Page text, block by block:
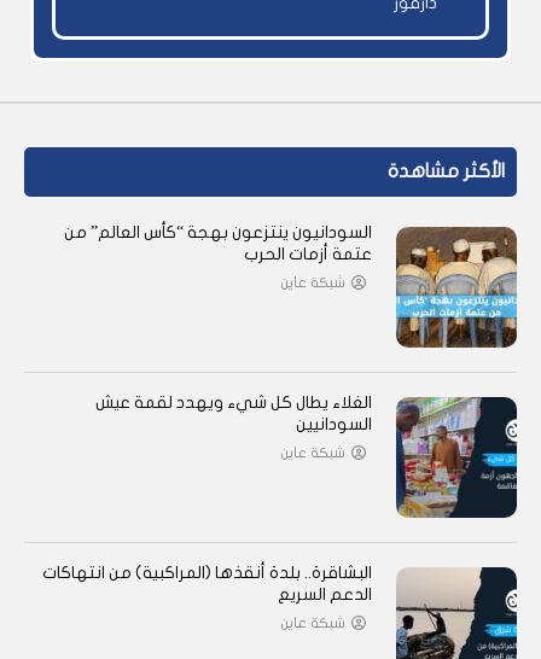
الأكثر مشاهدة
السودانيون ينتزعون بهجة “كأس العالم” من
عتمة أزمات الحرب
شبكة عاين
الغلاء يطال كل شيء ويهدد لقمة عيش
السودانيين
شبكة عاين
البشاقرة.. بلدة أنقذها (المراكبية) من انتهاكات
الدعم السريع
شبكة عاين